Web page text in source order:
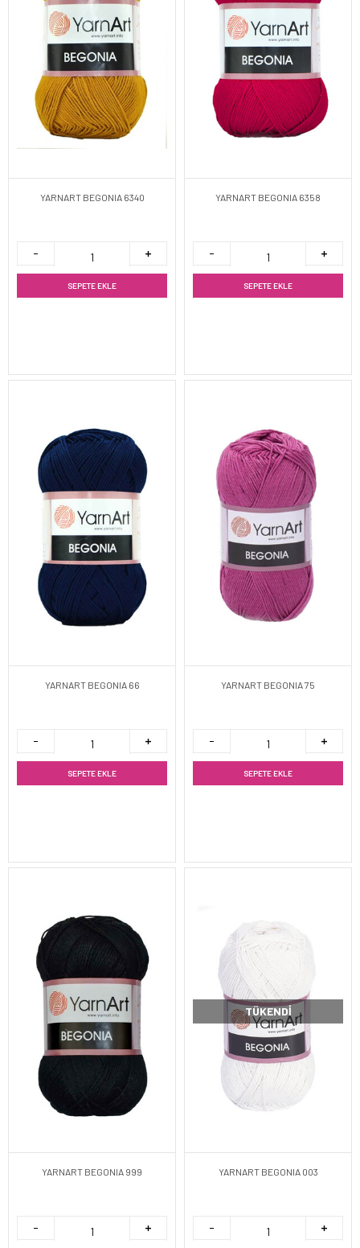
YARNART BEGONIA 6340
SEPETE EKLE
YARNART BEGONIA 6358
SEPETE EKLE
YARNART BEGONIA 66
SEPETE EKLE
YARNART BEGONIA 75
SEPETE EKLE
YARNART BEGONIA 999
TÜKENDI
YARNART BEGONIA 003